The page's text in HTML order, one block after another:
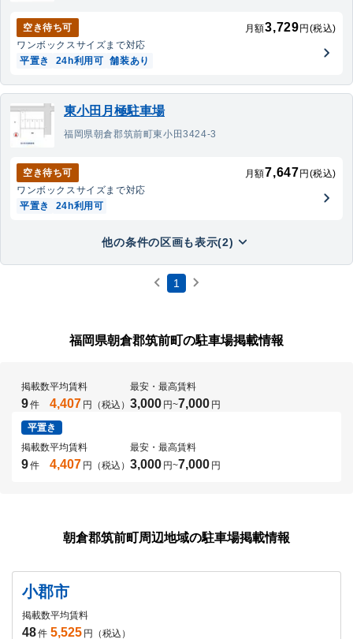
空き待ち可 月額3,729 円(税込)
ワンボックスサイズまで対応
平置き
24h利用可 舗装あり
東小田月極駐車場
福岡県朝倉郡筑前町東小田3424-3
空き待ち可 月額7,647 円(税込)
ワンボックスサイズまで対応
平置き
24h利用可
他の条件の区画も表示(2)
1
福岡県朝倉郡筑前町の駐車場掲載情報
掲載数
9件
平均賃料
4,407 円（税込）
最安・最高賃料
3,000 円~7,000 円
平置き
掲載数
9件
平均賃料
4,407 円（税込）
最安・最高賃料
3,000 円~7,000 円
朝倉郡筑前町周辺地域の駐車場掲載情報
小郡市
掲載数
48件
平均賃料
5,525 円（税込）